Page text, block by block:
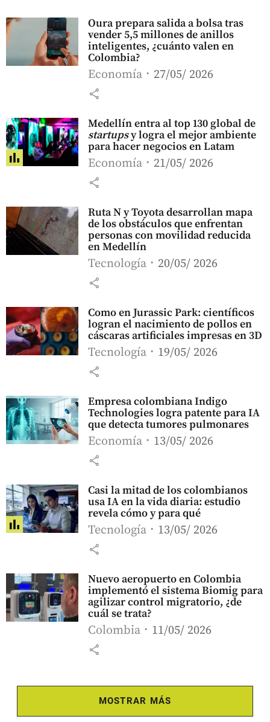
Oura prepara salida a bolsa tras
vender 5,5 millones de anillos
inteligentes, ¿cuánto valen en
Colombia?
Economía 27/05/ 2026
share
Medellín entra al top 130 global de
startupsy logra el mejor ambiente
para hacer negocios en Latam
Economía 21/05/ 2026
share
Ruta N y Toyota desarrollan mapa
de los obstáculos que enfrentan
personas con movilidad reducida
en Medellín
Tecnología 20/05/ 2026
share
Como en Jurassic Park: científicos
logran el nacimiento de pollos en
cáscaras artificiales impresas en 3D
Tecnología 19/05/ 2026
share
Empresa colombiana Indigo
Technologies logra patente para IA
que detecta tumores pulmonares
Economía 13/05/ 2026
share
Casi la mitad de los colombianos
usa IA en la vida diaria: estudio
revela cómo y para qué
Tecnología 13/05/ 2026
share
Nuevo aeropuerto en Colombia
implementó el sistema Biomig para
agilizar control migratorio, ¿de
cuál se trata?
Colombia 11/05/ 2026
share
MOSTRAR MÁS